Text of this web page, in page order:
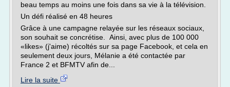
beau temps au moins une fois dans sa vie à la télévision.
Un défi réalisé en 48 heures
Grâce à une campagne relayée sur les réseaux sociaux,
son souhait se concrétise. Ainsi, avec plus de 100 000
«likes» (j'aime) récoltés sur sa page Facebook, et cela en
seulement deux jours, Mélanie a été contactée par
France 2 et BFMTV afin de...
Lire la suite